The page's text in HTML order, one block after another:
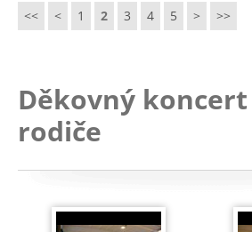
<< < 1 2 3 4 5 > >>
Děkovný
rodiče